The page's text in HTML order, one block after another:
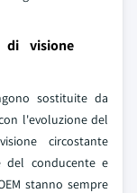
di visione
sostituite da
l'evoluzione del
circostante
del conducente e
stanno sempre